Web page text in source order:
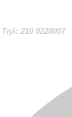
Τηλ: 210 9228007